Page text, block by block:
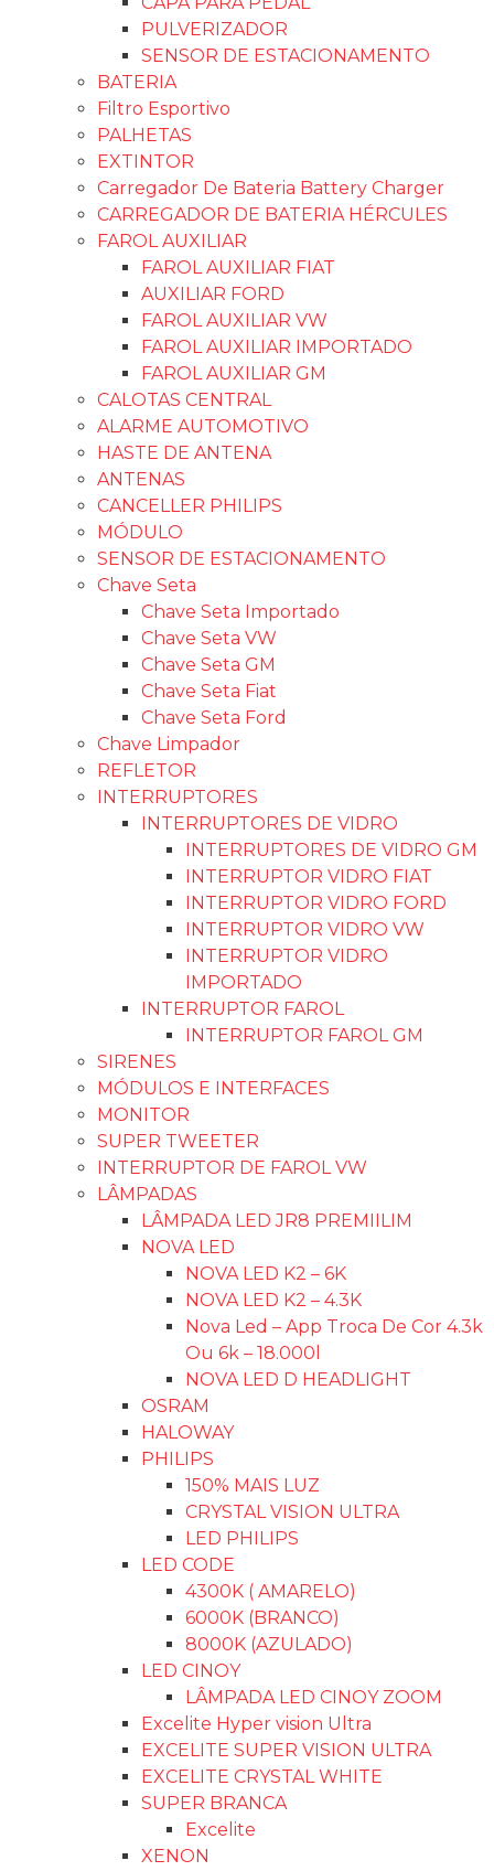
PULVERIZADOR
SENSOR DE ESTACIONAMENTO
BATERIA
Filtro Esportivo
PALHETAS
EXTINTOR
Carregador De Bateria Battery Charger
CARREGADOR DE BATERIA HÉRCULES
FAROL AUXILIAR
FAROL AUXILIAR FIAT
AUXILIAR FORD
FAROL AUXILIAR VW
FAROL AUXILIAR IMPORTADO
FAROL AUXILIAR GM
CALOTAS CENTRAL
ALARME AUTOMOTIVO
HASTE DE ANTENA
ANTENAS
CANCELLER PHILIPS
MÓDULO
SENSOR DE ESTACIONAMENTO
Chave Seta
Chave Seta Importado
Chave Seta VW
Chave Seta GM
Chave Seta Fiat
Chave Seta Ford
Chave Limpador
REFLETOR
INTERRUPTORES
INTERRUPTORES DE VIDRO
INTERRUPTORES DE VIDRO GM
INTERRUPTOR VIDRO FIAT
INTERRUPTOR VIDRO FORD
INTERRUPTOR VIDRO VW
INTERRUPTOR VIDRO
IMPORTADO
INTERRUPTOR FAROL
INTERRUPTOR FAROL GM
SIRENES
MÓDULOS E INTERFACES
MONITOR
SUPER TWEETER
INTERRUPTOR DE FAROL VW
LÂMPADAS
LÂMPADA LED JR8 PREMIILIM
NOVA LED
NOVA LED K2 – 6K
NOVA LED K2 – 4.3K
Nova Led – App Troca De Cor 4.3k
Ou 6k – 18.000l
NOVA LED D HEADLIGHT
OSRAM
HALOWAY
PHILIPS
150% MAIS LUZ
CRYSTAL VISION ULTRA
LED PHILIPS
LED CODE
4300K ( AMARELO)
6000K (BRANCO)
8000K (AZULADO)
LED CINOY
LÂMPADA LED CINOY ZOOM
Excelite Hyper vision Ultra
EXCELITE SUPER VISION ULTRA
EXCELITE CRYSTAL WHITE
SUPER BRANCA
Excelite
XENON